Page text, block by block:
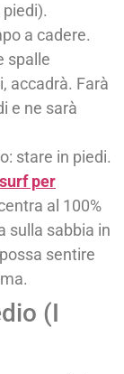
a cadere.
spalle
accadrà. Farà
e ne sarà
stare in piedi.
per
al 100%
sulla sabbia in
sentire
(I